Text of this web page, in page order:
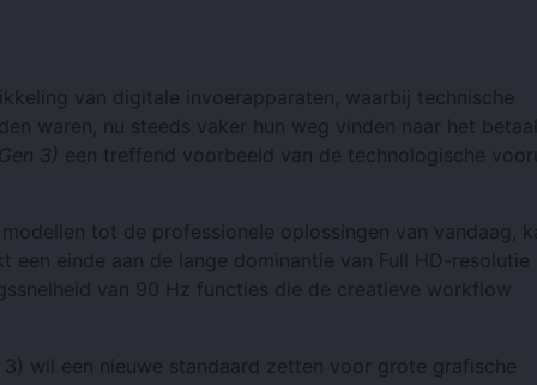
van digitale invoerapparaten, waarbij technische
waren, nu steeds vaker hun weg vinden naar het
3) een treffend voorbeeld van de technologische
tot de professionele oplossingen van vandaag,
einde aan de lange dominantie van Full HD-resolutie
van 90 Hz functies die de creatieve workflow